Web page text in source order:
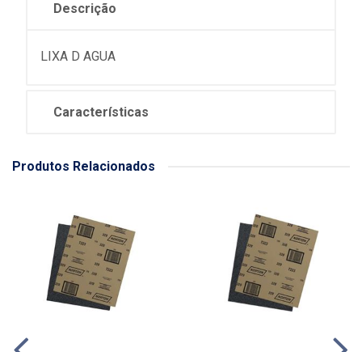
Descrição
LIXA D AGUA
Características
Produtos Relacionados